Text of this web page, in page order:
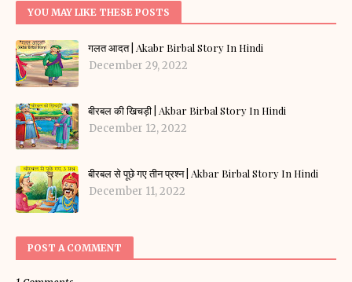
YOU MAY LIKE THESE POSTS
गलत आदत | Akabr Birbal Story In Hindi
December 29, 2022
बीरबल की खिचड़ी | Akbar Birbal Story In Hindi
December 12, 2022
बीरबल से पूछे गए तीन प्रश्न | Akbar Birbal Story In Hindi
December 11, 2022
POST A COMMENT